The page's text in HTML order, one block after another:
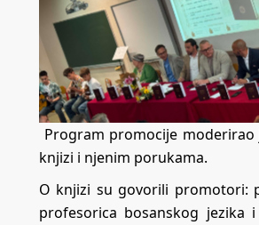
Program promocije
knjizi i njenim porukama.
O knjizi su govorili promotori:
profesorica bosanskog